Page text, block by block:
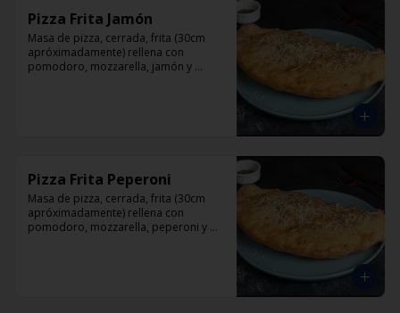
Pizza Frita Jamón
Masa de pizza, cerrada, frita (30cm
apróximadamente) rellena con
pomodoro, mozzarella, jamón y
Pizza Frita Peperoni
Masa de pizza, cerrada, frita (30cm
apróximadamente) rellena con
pomodoro, mozzarella, peperoni y